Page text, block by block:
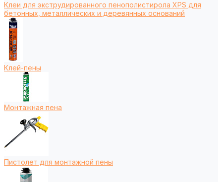
Клеи для экструдированного пенополистирола XPS для
бетонных, металлических и деревянных оснований
Клей-пены
Монтажная пена
Пистолет для монтажной пены